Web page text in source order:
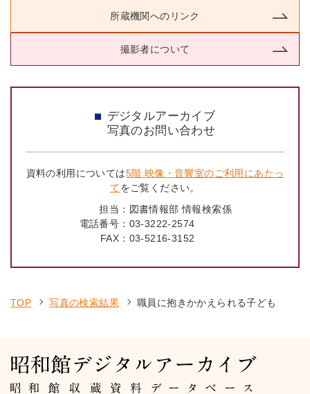
所蔵機関へのリンク
撮影者について
デジタルアーカイブ
写真のお問い合わせ
資料の利用については5階 映像・音響室のご利用にあたっ
てをご覧ください。
担当： 図書情報部 情報検索係
電話番号： 03-3222-2574
FAX： 03-5216-3152
TOP 写真の検索結果 職員に抱きかかえられる子ども